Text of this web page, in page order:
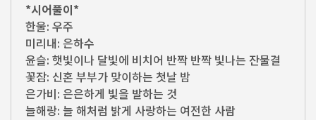
*시어풀이*
한울: 우주
미리내: 은하수
윤슬: 햇빛이나 달빛에 비치어 반짝 반짝 빛나는 잔물결
꽃잠: 신혼 부부가 맞이하는 첫날 밤
은가비: 은은하게 빛을 발하는 것
늘해랑: 늘 해처럼 밝게 사랑하는 여전한 사람